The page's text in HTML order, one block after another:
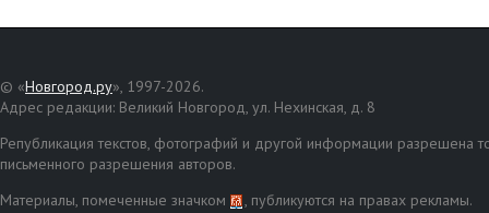
© «Новгород.ру», 1997-2026.
Адрес редакции: Великий Новгород, ул. Нехинская, д. 8
Републикация текстов, фотографий и другой информации разрешена
письменного разрешения авторов.
Материалы, помеченные значком
, публикуются на правах рекламы.